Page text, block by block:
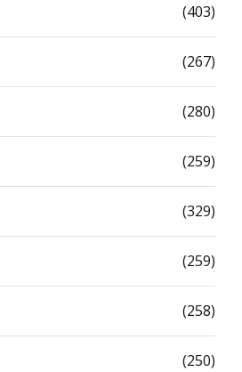
(403)
(267)
(280)
(259)
(329)
(259)
(258)
(250)